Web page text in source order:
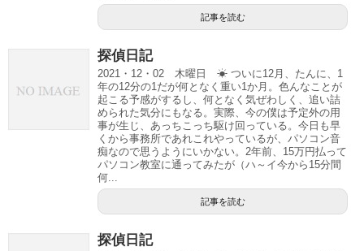
記事を読む
探偵日記
2021・12・02 木曜日 ☀ ついに12月、たんに、1
年の12分の1だが何となく重い1か月。色んなことが
起こる予感がするし、何となく気ぜわしく、追い詰
められた気分にもなる。実際、今の僕は予定外の用
事が生じ、あっちこっち駆け回っている。今日も早
くから事務所であれこれやっているが、パソコン音
痴なので思うようにいかない。2年前、15万円払って
パソコン教室に通ってみたが（ハ～イ今から15分間
何...
記事を読む
探偵日記